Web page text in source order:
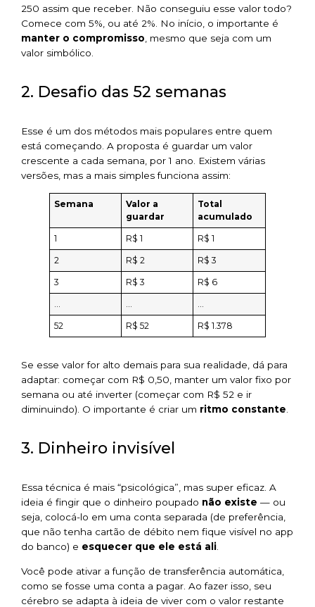
250 assim que receber. Não conseguiu esse valor todo?
Comece com 5%, ou até 2%. No início, o importante é
manter o compromisso , mesmo que seja com um
valor simbólico.
2. Desafio das 52 semanas
Esse é um dos métodos mais populares entre quem
está começando. A proposta é guardar um valor
crescente a cada semana, por 1 ano. Existem várias
versões, mas a mais simples funciona assim:
Semana
Valor a
guardar
Total
acumulado
1 R$ 1 R$ 1
2 R$ 2 R$ 3
3 R$ 3 R$ 6
… … …
52 R$ 52 R$ 1.378
Se esse valor for alto demais para sua realidade, dá para
adaptar: começar com R$ 0,50, manter um valor fixo por
semana ou até inverter (começar com R$ 52 e ir
diminuindo). O importante é criar um ritmo constante
3. Dinheiro invisível
Essa técnica é mais “psicológica”, mas super eficaz. A
ideia é fingir que o dinheiro poupado não existe — ou
seja, colocá-lo em uma conta separada (de preferência,
que não tenha cartão de débito nem fique visível no app
do banco) e esquecer que ele está ali
Você pode ativar a função de transferência automática,
como se fosse uma conta a pagar. Ao fazer isso, seu
cérebro se adapta à ideia de viver com o valor restante